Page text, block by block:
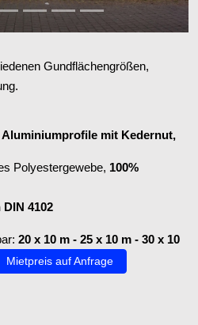
Gundflächengrößen,
mit Kedernut,
Polyestergewebe, 100%
DIN 4102
20 x 10 m - 25 x 10 m - 30 x 10
Mietpreis auf Anfrage